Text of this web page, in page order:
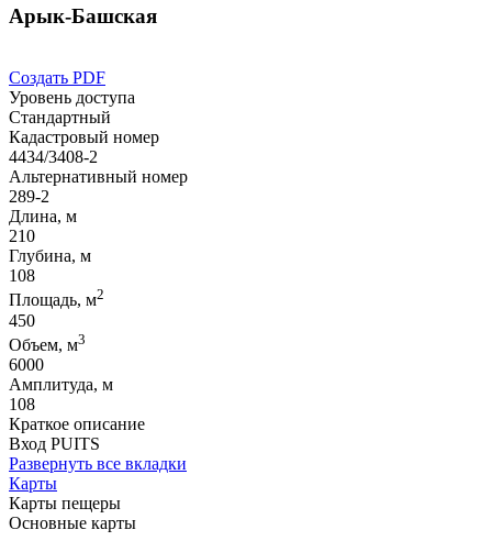
Арык-Башская
Создать PDF
Уровень доступа
Стандартный
Кадастровый номер
4434/3408-2
Альтернативный номер
289-2
Длина, м
210
Глубина, м
108
Площадь, м2
450
Объем, м3
6000
Амплитуда, м
108
Краткое описание
Вход PUITS
Развернуть все вкладки
Карты
Карты пещеры
Основные карты